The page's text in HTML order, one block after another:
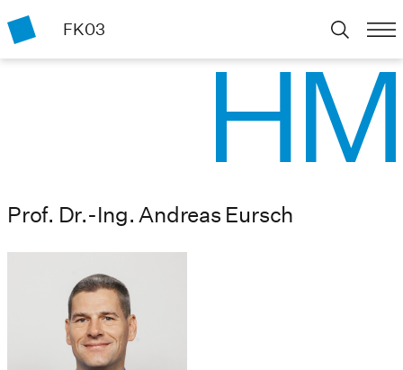
FK03
Prof. Dr.-Ing. Andreas Eursch